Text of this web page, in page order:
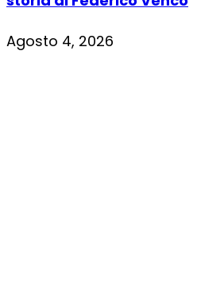
Agosto 4, 2026